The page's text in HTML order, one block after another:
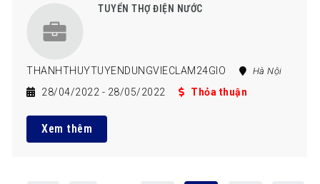
TUYỂN THỢ ĐIỆN NƯỚC
THANHTHUYTUYENDUNGVIECLAM24GIO Hà Nội
28/04/2022 - 28/05/2022 Thỏa thuận
Xem thêm